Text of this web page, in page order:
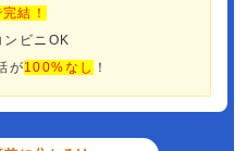
結！
ビニOK
が100%なし ！